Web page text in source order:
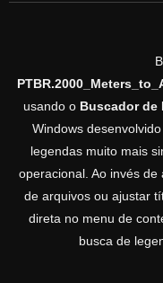
usando o Buscador de
Windows
legendas muito mais
operacional. Ao invés
de arquivos ou ajustar
direta no menu de
busca de